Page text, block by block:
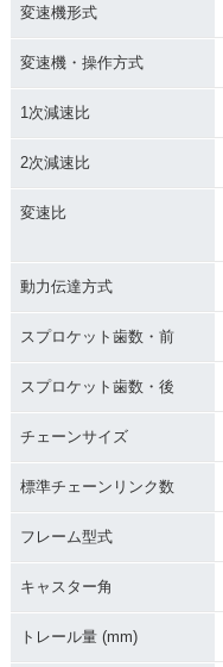
変速機形式
変速機・操作方式
1次減速比
2次減速比
変速比
動力伝達方式
スプロケット歯数・前
スプロケット歯数・後
チェーンサイズ
標準チェーンリンク数
フレーム型式
キャスター角
トレール量 (mm)